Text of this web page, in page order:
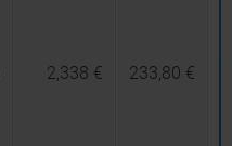
2,338 € 233,80 €